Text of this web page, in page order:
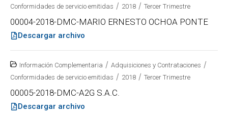
Conformidades de servicio emitidas / 2018 / Tercer Trimestre
00004-2018-DMC-MARIO ERNESTO OCHOA PONTE
Descargar archivo
Información Complementaria / Adquisiciones y Contrataciones /
Conformidades de servicio emitidas / 2018 / Tercer Trimestre
00005-2018-DMC-A2G S.A.C.
Descargar archivo